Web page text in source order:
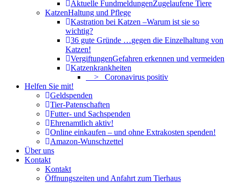
Aktuelle FundmeldungenZugelaufene Tiere
KatzenHaltung und Pflege
Kastration bei Katzen –Warum ist sie so
wichtig?
36 gute Gründe …gegen die Einzelhaltung von
Katzen!
VergiftungenGefahren erkennen und vermeiden
Katzenkrankheiten
> Coronavirus positiv
Helfen Sie mit!
Geldspenden
Tier-Patenschaften
Futter- und Sachspenden
Ehrenamtlich aktiv!
Online einkaufen – und ohne Extrakosten spenden!
Amazon-Wunschzettel
Über uns
Kontakt
Kontakt
Öffnungszeiten und Anfahrt zum Tierhaus